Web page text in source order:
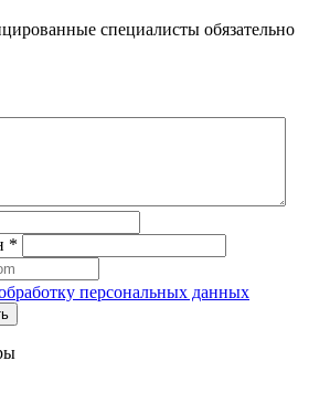
специалисты обязательно
*
персональных данных